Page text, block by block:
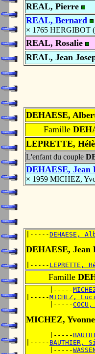
REAL, Pierre
REAL, Bernard
× 1765 HERGIBOT
REAL, Rosalie
REAL, Jean
DEHAESE,
Famille
LEPRETTE,
L'enfant du couple
DEHAESE, Jean
× 1959 MICHEZ,
|-----DEHAESE,
DEHAESE, Jean
|----- LEPRETTE,
Famille
      |-----
|-----MICHEZ,
      |-----
MICHEZ,
      |-----
|----- BAUTHIER,
      |-----